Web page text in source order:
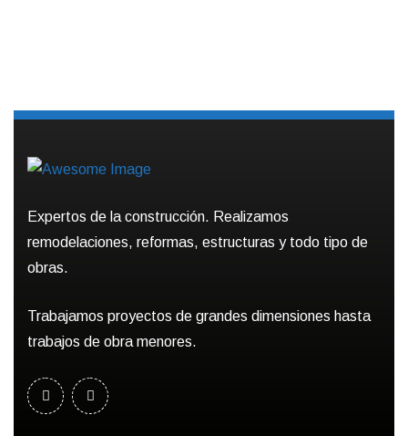
Expertos de la construcción. Realizamos
remodelaciones, reformas, estructuras y todo tipo de
obras.
Trabajamos proyectos de grandes dimensiones hasta
trabajos de obra menores.